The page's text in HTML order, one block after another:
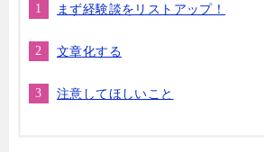
まず経験談をリストアップ！
文章化する
注意してほしいこと